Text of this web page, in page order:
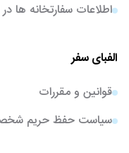
اطلاعات سفارتخانه ها در
الفبای سفر
قوانین و مقررات
سیاست حفظ حریم